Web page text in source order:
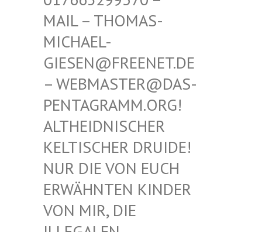
THOMAS-MICHAE
L-GIESEN
@FREENET.DE – WEBM
ASTER@DAS-PENTAG
RAMM.ORG! ALTHEI
DNISCHER KELTIS
CHER DRUIDE! NUR D
IE VON EUCH ERWÄHN
TEN KINDER VON MI
R, DIE ILLEGA